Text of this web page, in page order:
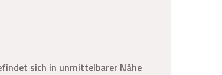
sich in unmittelbarer Nähe